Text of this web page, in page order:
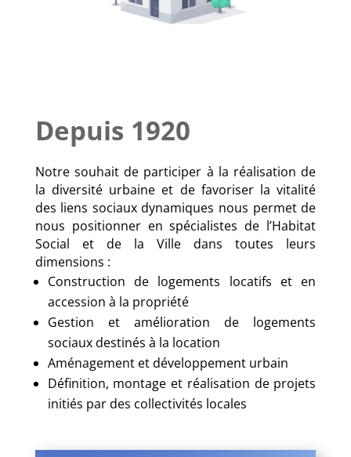
Depuis 1920
Notre souhait de participer à la réalisation de
la diversité urbaine et de favoriser la vitalité
des liens sociaux dynamiques nous permet de
nous positionner en spécialistes de l’Habitat
Social et de la Ville dans toutes leurs
dimensions :
Construction de logements locatifs et en
accession à la propriété
Gestion et amélioration de logements
sociaux destinés à la location
Aménagement et développement urbain
Définition, montage et réalisation de projets
initiés par des collectivités locales